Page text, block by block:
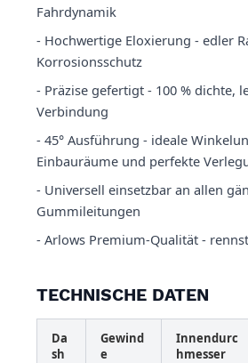
Fahrdynamik
- Hochwertige Eloxierung - edler
Korrosionsschutz
- Präzise gefertigt - 100 % dichte,
Verbindung
- 45° Ausführung - ideale
Einbauräume und perfekte
- Universell einsetzbar an allen
Gummileitungen
- Arlows Premium-Qualität -
TECHNISCHE DATEN
Da
sh
Gewind
e
Innendurc
hmesser